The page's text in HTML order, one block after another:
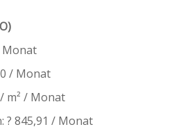
Monat
/ Monat
m² / Monat
? 845,91 / Monat